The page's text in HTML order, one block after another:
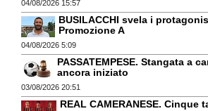
04/08/2026 15:57
BUSILACCHI svela i
Promozione A
04/08/2026 5:09
PASSATEMPESE. Stangata a
ancora iniziato
03/08/2026 20:51
REAL CAMERANESE. Cinque